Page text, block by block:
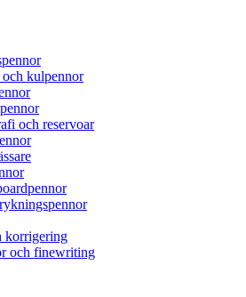
kulpennor
och reservoar
korrigering
och finewriting